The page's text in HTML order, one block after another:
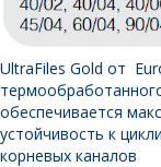
UltraFiles Gold от
обеспечивается
устойчивость к
корневых каналов